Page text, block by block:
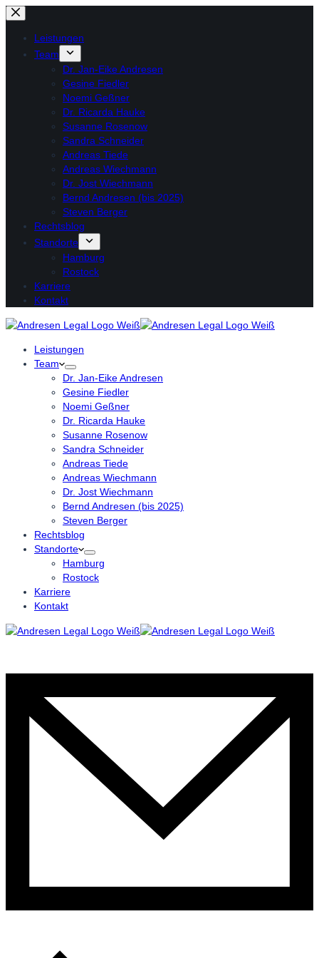
Zum
springenLeistungen
Team
Dr. Jan-Eike Andresen
Gesine Fiedler
Noemi Geßner
Dr. Ricarda Hauke
Susanne Rosenow
Sandra Schneider
Andreas Tiede
Andreas Wiechmann
Dr. Jost Wiechmann
Bernd Andresen (bis 2025)
Steven Berger
Rechtsblog
Standorte
Hamburg
Rostock
Karriere
Kontakt
Leistungen
Team
Dr. Jan-Eike Andresen
Gesine Fiedler
Noemi Geßner
Dr. Ricarda Hauke
Susanne Rosenow
Sandra Schneider
Andreas Tiede
Andreas Wiechmann
Dr. Jost Wiechmann
Bernd Andresen (bis 2025)
Steven Berger
Rechtsblog
Standorte
Hamburg
Rostock
Karriere
Kontakt